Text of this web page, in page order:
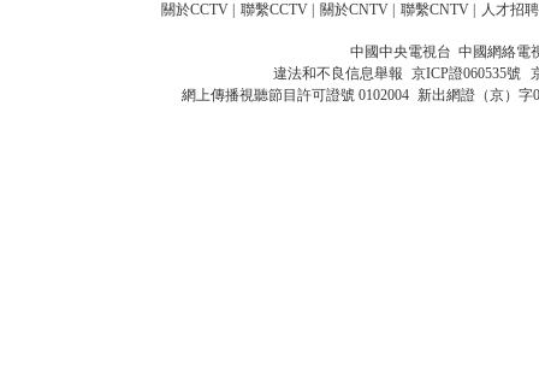
關於CCTV 聯繫CCTV 關於CNTV 聯繫CNTV 人才招聘
中國中央電視台 中國網絡電
違法和不良信息舉報 京ICP證060535號
網上傳播視聽節目許可證號 0102004 新出網證（京）